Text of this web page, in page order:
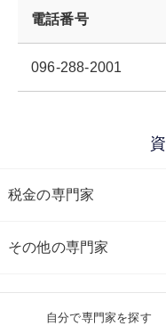
電話番号
096-288-2001
税金の専門家
その他の専門家
自分で専門家を探す